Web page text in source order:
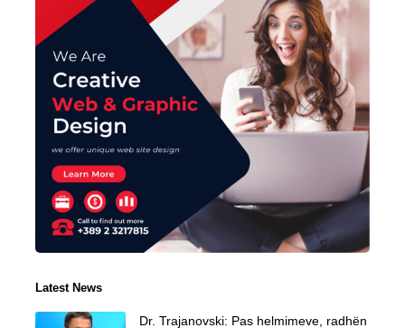
Latest News
Dr. Trajanovski: Pas helmimeve, radhën